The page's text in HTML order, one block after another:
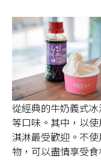
從經典的牛奶義式
等口味。其中，以
淇淋最受歡迎。不
物，可以盡情享受